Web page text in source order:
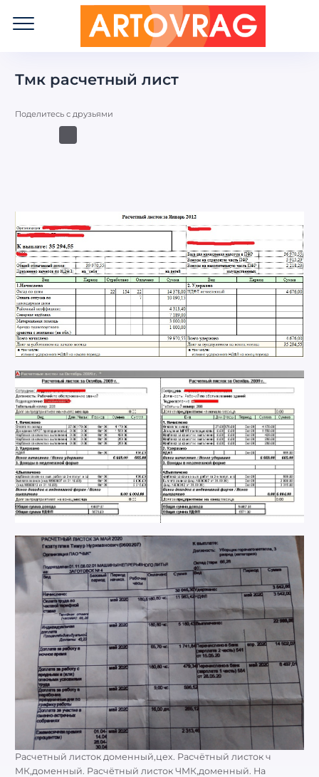
Тмк расчетный лист
Поделитесь с друзьями
Расчетный листок доменный,цех. Расчётный листок ч
МК,доменный. Расчётный листок ЧМК,доменный. На